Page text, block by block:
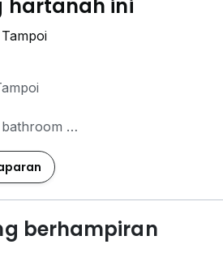
hartanah ini
:
berhampiran